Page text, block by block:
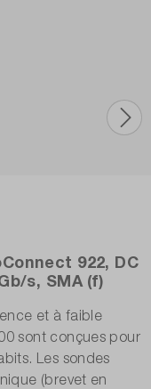
922, DC
s, SMA (f)
et à faible
sont conçues pour
Les sondes
(brevet en